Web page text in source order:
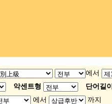
에서
악센트형
단어길이
에서
까지